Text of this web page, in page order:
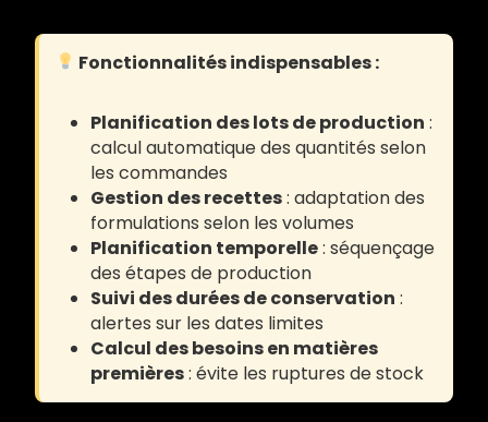
Fonctionnalités indispensables :
Planification des lots de production :
calcul automatique des quantités selon
les commandes
Gestion des recettes: adaptation des
formulations selon les volumes
Planification temporelle: séquençage
des étapes de production
Suivi des durées de conservation :
alertes sur les dates limites
Calcul des besoins en matières
premières: évite les ruptures de stock